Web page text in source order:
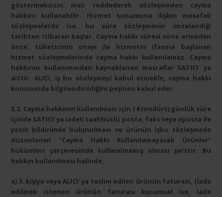
göstermeksizin malı reddederek sözleşmeden cayma
hakkını kullanabilir. Hizmet sunumuna ilişkin mesafeli
sözleşmelerde ise, bu süre sözleşmenin imzalandığı
tarihten itibaren başlar. Cayma hakkı süresi sona ermeden
önce, tüketicinin onayı ile hizmetin ifasına başlanan
hizmet sözleşmelerinde cayma hakkı kullanılamaz. Cayma
hakkının kullanımından kaynaklanan masraflar SATICI’ ya
aittir. ALICI, iş bu sözleşmeyi kabul etmekle, cayma hakkı
konusunda bilgilendirildiğini peşinen kabul eder.
5.2. Cayma hakkının kullanılması için 14 (ondört) günlük süre
içinde SATICI’ ya iadeli taahhütlü posta, faks veya eposta ile
yazılı bildirimde bulunulması ve ürünün işbu sözleşmede
düzenlenen “Cayma Hakkı Kullanılamayacak Ürünler”
hükümleri çerçevesinde kullanılmamış olması şarttır. Bu
hakkın kullanılması halinde,
a) 3. kişiye veya ALICI’ ya teslim edilen ürünün faturası, (İade
edilmek istenen ürünün faturası kurumsal ise, iade